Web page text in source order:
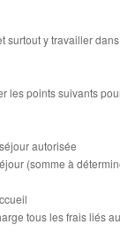
surtout y travailler
les points suivants
autorisée
(somme à
tous les frais liés